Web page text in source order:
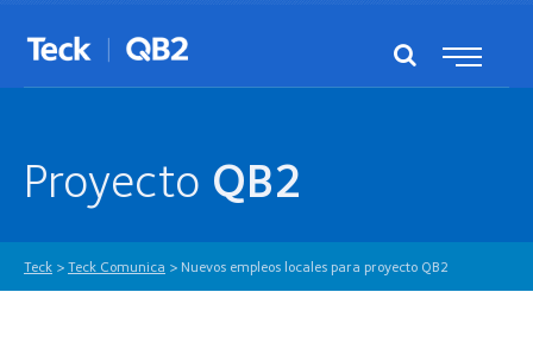
Proyecto QB2
Teck > Teck Comunica > Nuevos empleos locales para proyecto QB2